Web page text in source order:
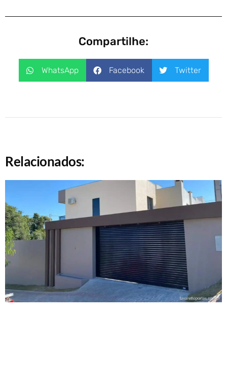
Compartilhe:
WhatsApp Facebook Twitter
Relacionados: